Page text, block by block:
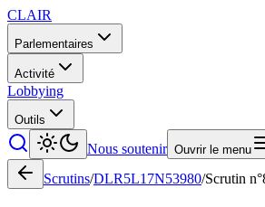
CLAIR
Parlementaires
Activité
Lobbying
Outils
Nous soutenir Ouvrir le menu
Scrutins/DLR5L17N53980/Scrutin n°